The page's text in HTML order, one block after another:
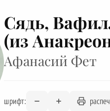
Сядь,
(из
Афанасий Фет
шрифт: